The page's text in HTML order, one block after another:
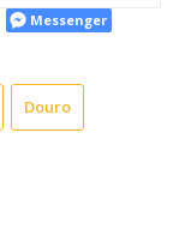
Messenger
Douro